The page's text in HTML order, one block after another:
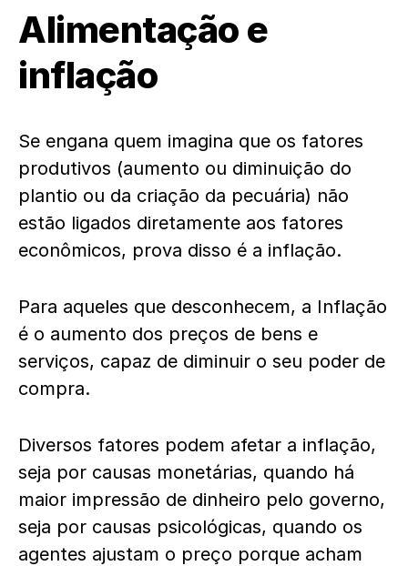
Alimentação e
inflação
Se engana quem imagina que os fatores
produtivos (aumento ou diminuição do
plantio ou da criação da pecuária) não
estão ligados diretamente aos fatores
econômicos, prova disso é a inflação.
Para aqueles que desconhecem, a Inflação
é o aumento dos preços de bens e
serviços, capaz de diminuir o seu poder de
compra.
Diversos fatores podem afetar a inflação,
seja por causas monetárias, quando há
maior impressão de dinheiro pelo governo,
seja por causas psicológicas, quando os
agentes ajustam o preço porque acham